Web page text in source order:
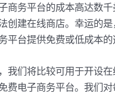
商务平台的成本高达数
创建在线商店。幸运的
平台提供免费或低成本的
我们将比较可用于开设
费电子商务平台。我们